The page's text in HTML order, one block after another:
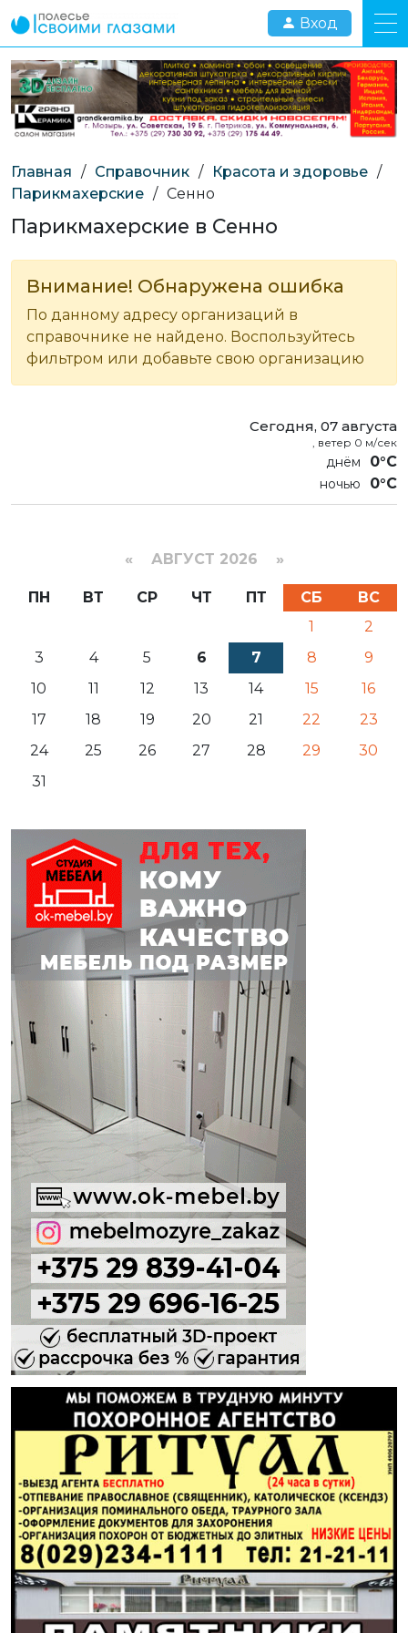
Вход
Главная / Справочник / Красота и здоровье /
Парикмахерские / Сенно
Парикмахерские в Сенно
Внимание! Обнаружена ошибка
По данному адресу организаций в
справочнике не найдено. Воспользуйтесь
фильтром или добавьте свою организацию
Сегодня, 07 августа
, ветер 0 м/сек
0°C
0°C
« АВГУСТ 2026 »
ПН ВТ СР ЧТ ПТ СБ
ВС
1
2
3
4 5 6 7 8
9
10
11 12 13 14 15
16
17
18 19 20 21 22
23
24
25 26 27 28 29
30
31